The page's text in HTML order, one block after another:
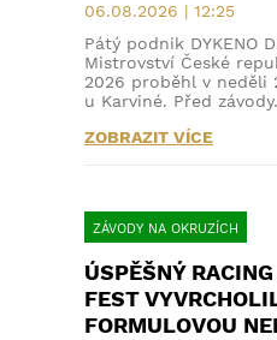
06.08.2026 | 12:25
Pátý podnik DYKENO
Mistrovství České
2026 proběhl v neděli
u Karviné. Před
ZOBRAZIT VÍCE
ZÁVODY NA OKRUZÍCH
ÚSPĚŠNÝ
FEST
FORMULOVOU